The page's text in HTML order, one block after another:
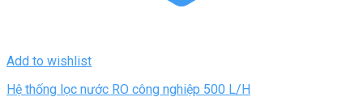
Add to wishlist
Hệ thống lọc nước RO công nghiệp 500 L/H